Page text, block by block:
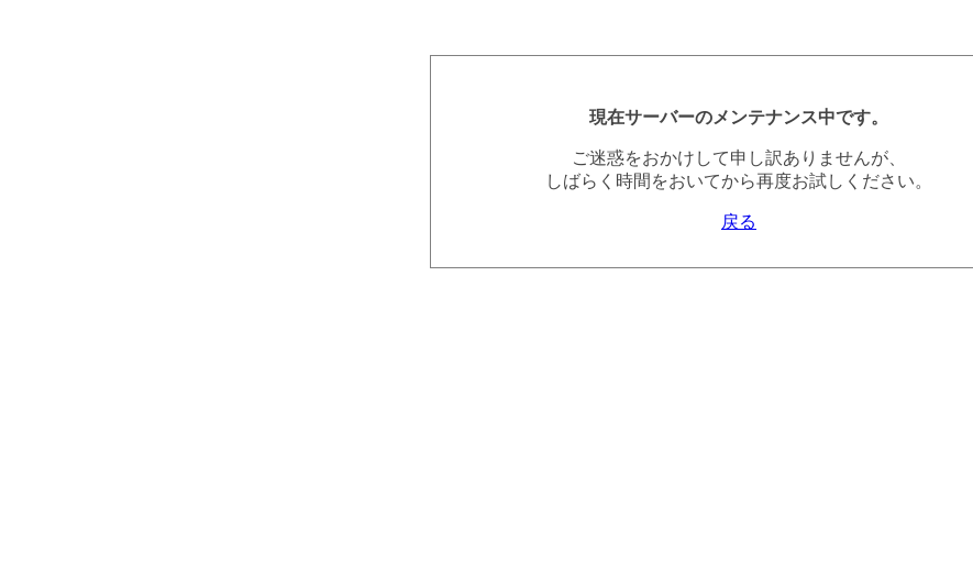
現在サーバーのメンテナンス中です。
ご迷惑をおかけして申し訳ありませんが、
しばらく時間をおいてから再度お試しください。
戻る